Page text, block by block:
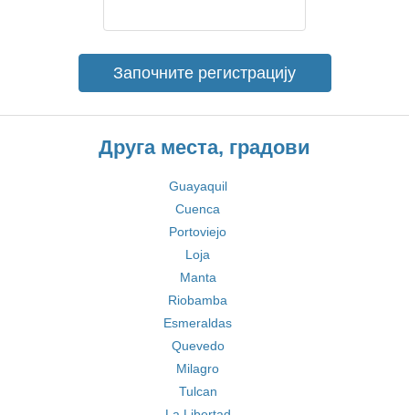
Започните регистрацију
Друга места, градови
Guayaquil
Cuenca
Portoviejo
Loja
Manta
Riobamba
Esmeraldas
Quevedo
Milagro
Tulcan